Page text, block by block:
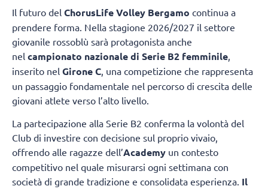
Il futuro del ChorusLife Volley Bergamo continua a
prendere forma. Nella stagione 2026/2027 il settore
giovanile rossoblù sarà protagonista anche
nel campionato nazionale di Serie B2 femminile
inserito nel Girone C , una competizione che rappresenta
un passaggio fondamentale nel percorso di crescita delle
giovani atlete verso l’alto livello.
La partecipazione alla Serie B2 conferma la volontà del
Club di investire con decisione sul proprio vivaio,
offrendo alle ragazze dell’Academy un contesto
competitivo nel quale misurarsi ogni settimana con
società di grande tradizione e consolidata esperienza. Il